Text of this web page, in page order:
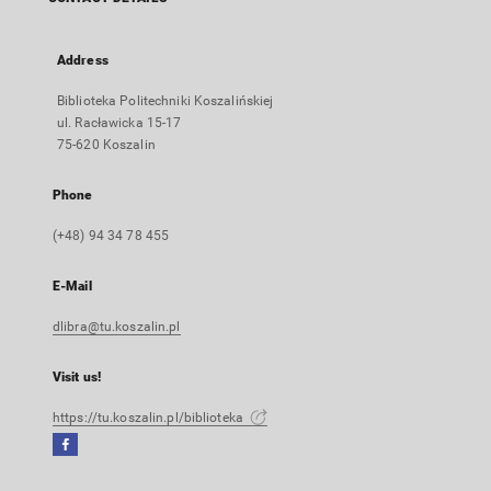
Address
Biblioteka Politechniki Koszalińskiej
ul. Racławicka 15-17
75-620 Koszalin
Phone
(+48) 94 34 78 455
E-Mail
dlibra@tu.koszalin.pl
Visit us!
https://tu.koszalin.pl/biblioteka
Facebook